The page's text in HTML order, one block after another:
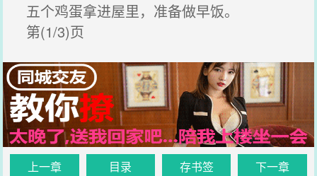
五个鸡蛋拿进屋里，准备做早饭。
第(1/3)页
上一章 目录 存书签 下一章